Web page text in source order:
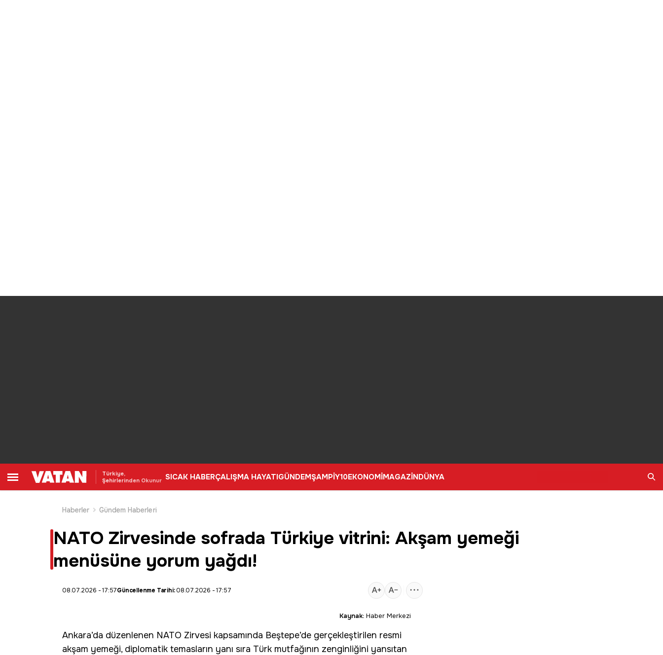
Türkiye,
Şehirlerinden Okunur SICAK HABERÇALIŞMA HAYATIGÜNDEMŞAMPİY10EKONOMİMAGAZİNDÜNYA
Haberler
Gündem Haberleri
NATO Zirvesinde sofrada Türkiye vitrini: Akşam yemeği
menüsüne yorum yağdı!
08.07.2026 - 17:57Güncellenme Tarihi:08.07.2026 - 17:57
Kaynak: Haber Merkezi
Ankara’da düzenlenen NATO Zirvesi kapsamında Beştepe’de gerçekleştirilen resmi
akşam yemeği, diplomatik temasların yanı sıra Türk mutfağının zenginliğini yansıtan